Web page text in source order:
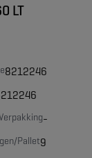
LT
8212246
-
Pallet9